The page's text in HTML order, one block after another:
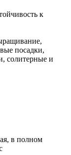
к
посадки,
солитерные и
в полном